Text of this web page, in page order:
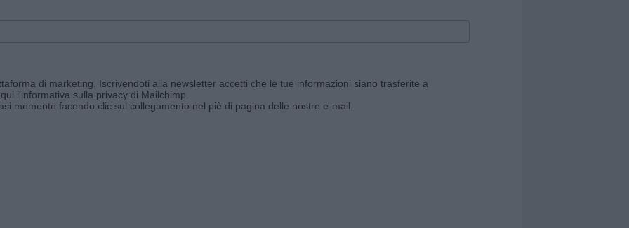
di marketing. Iscrivendoti alla newsletter accetti che le tue informazioni siano trasferite a
l'informativa sulla privacy di Mailchimp
momento facendo clic sul collegamento nel piè di pagina delle nostre e-mail.